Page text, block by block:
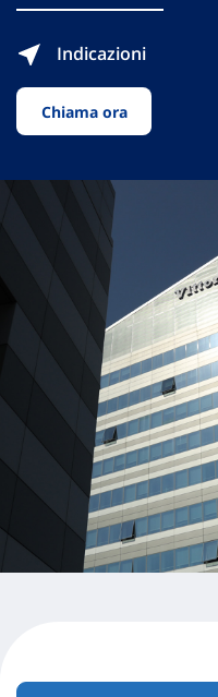
Indicazioni
Chiama ora